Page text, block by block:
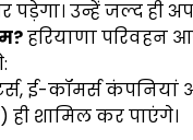
पड़ेगा। उन्हें जल्द ही
हरियाणा परिवहन
ई-कॉमर्स कंपनियां
ही शामिल कर पाएंगे।